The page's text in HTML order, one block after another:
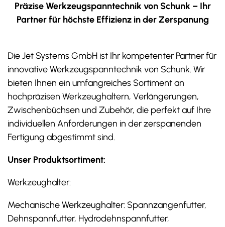
Präzise Werkzeugspanntechnik von Schunk – Ihr
Partner für höchste Effizienz in der Zerspanung
Die Jet Systems GmbH ist Ihr kompetenter Partner für
innovative Werkzeugspanntechnik von Schunk. Wir
bieten Ihnen ein umfangreiches Sortiment an
hochpräzisen Werkzeughaltern, Verlängerungen,
Zwischenbüchsen und Zubehör, die perfekt auf Ihre
individuellen Anforderungen in der zerspanenden
Fertigung abgestimmt sind.
Unser Produktsortiment:
Werkzeughalter:
Mechanische Werkzeughalter: Spannzangenfutter,
Dehnspannfutter, Hydrodehnspannfutter,